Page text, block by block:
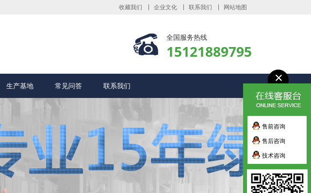
收藏我们 企业文化 联系我们 网站地图
全国服务热线
15121889795
生产基地 常见问答 联系我们
售前咨询
售后咨询
技术咨询